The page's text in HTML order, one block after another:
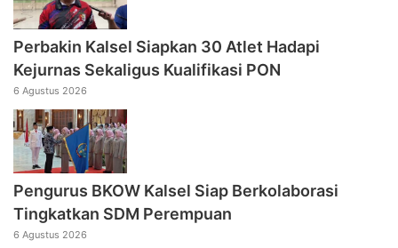
Perbakin Kalsel Siapkan 30 Atlet Hadapi
Kejurnas Sekaligus Kualifikasi PON
6 Agustus 2026
Pengurus BKOW Kalsel Siap Berkolaborasi
Tingkatkan SDM Perempuan
6 Agustus 2026